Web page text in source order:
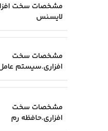
مشخصات سخت
لایسنس
مشخصات سخت
افزاری.سیستم
مشخصات سخت
افزاری.حافظه رم